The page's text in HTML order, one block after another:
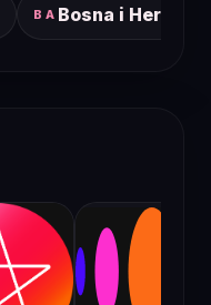
BA Bosna i